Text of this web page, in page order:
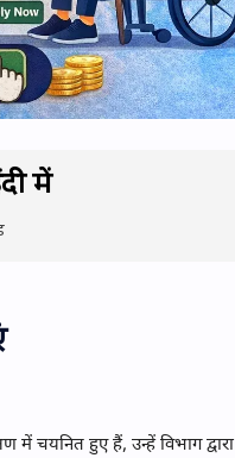
में
में चयनित हुए हैं, उन्हें विभाग द्वारा